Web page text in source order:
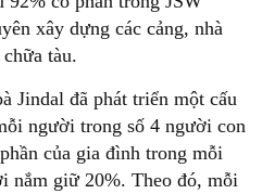
xây dựng các cảng, nhà
tàu.
Jindal đã phát triển một cấu
người trong số 4 người con
của gia đình trong mỗi
nắm giữ 20%. Theo đó, mỗi